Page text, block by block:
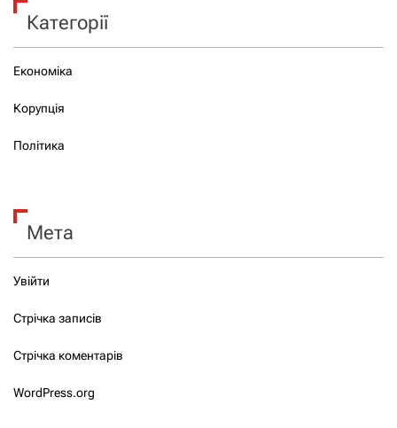
Категорії
Економіка
Корупція
Політика
Мета
Увійти
Стрічка записів
Стрічка коментарів
WordPress.org